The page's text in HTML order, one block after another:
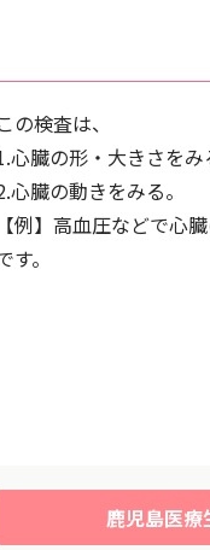
この検査は、
心臓の形・大きさをみ
心臓の動きをみる。
【例】高血圧などで心
す。
鹿児島医